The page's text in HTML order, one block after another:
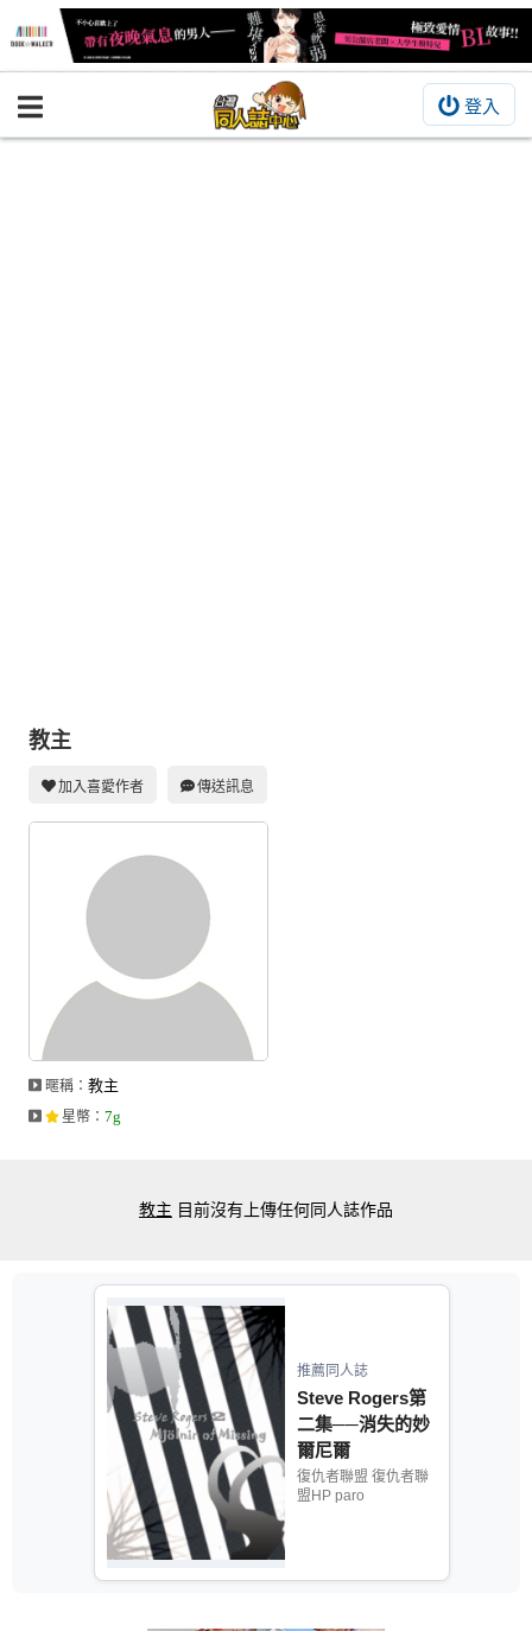
登入
BOOKY書集倉庫
攤位轉讓區
會員功能選單
會員中心
教主
加入喜愛作者 傳送訊息
暱稱：教主
星幣 ：7g
教主 目前沒有上傳任何同人誌作品
推薦同人誌
Steve Rogers第
二集──消失的妙
爾尼爾
復仇者聯盟 復仇者聯
盟HP paro